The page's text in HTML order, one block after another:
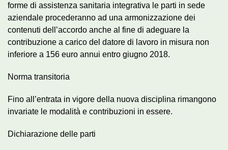
forme di assistenza sanitaria integrativa le parti in sede
aziendale procederanno ad una armonizzazione dei
contenuti dell’accordo anche al fine di adeguare la
contribuzione a carico del datore di lavoro in misura non
inferiore a 156 euro annui entro giugno 2018.
Norma transitoria
Fino all’entrata in vigore della nuova disciplina rimangono
invariate le modalità e contribuzioni in essere.
Dichiarazione delle parti